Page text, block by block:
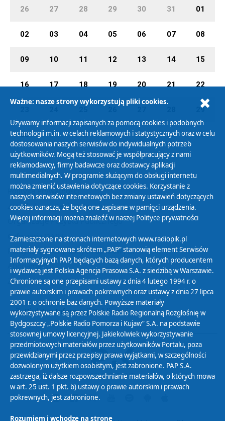
26 27 28 29 30 31 01
02 03 04 05 06 07 08
09 10 11 12 13 14 15
16 17 18 19 20 21 22
29
30 01 02 03 04 05 06
Polityka Prywatności
Zasady korzystania z Serwisu
Organizacje Pożytku Publicznego
Cyfryzacja DAB+
Polityka ochrony danych osobowych
Abonament
Zamówienia publiczne
Biuletyn Informacji Publicznej
Ważne: nasze strony wykorzystują pliki cookies.
Używamy informacji zapisanych za pomocą cookies i podobnych
technologii m.in. w celach reklamowych i statystycznych oraz w celu
dostosowania naszych serwisów do indywidualnych potrzeb
użytkowników. Mogą też stosować je współpracujący z nami
reklamodawcy, firmy badawcze oraz dostawcy aplikacji
multimedialnych. W programie służącym do obsługi internetu
można zmienić ustawienia dotyczące cookies. Korzystanie z
naszych serwisów internetowych bez zmiany ustawień dotyczących
cookies oznacza, że będą one zapisane w pamięci urządzenia.
Więcej informacji można znaleźć w naszej Polityce prywatności
Zamieszczone na stronach internetowych www.radiopik.pl
materiały sygnowane skrótem „PAP” stanowią element Serwisów
Informacyjnych PAP, będących bazą danych, których producentem
i wydawcą jest Polska Agencja Prasowa S.A. z siedzibą w Warszawie.
Chronione są one przepisami ustawy z dnia 4 lutego 1994 r. o
prawie autorskim i prawach pokrewnych oraz ustawy z dnia 27 lipca
2001 r. o ochronie baz danych. Powyższe materiały
wykorzystywane są przez Polskie Radio Regionalną Rozgłośnię w
Bydgoszczy „Polskie Radio Pomorza i Kujaw” S.A. na podstawie
stosownej umowy licencyjnej. Jakiekolwiek wykorzystywanie
przedmiotowych materiałów przez użytkowników Portalu, poza
przewidzianymi przez przepisy prawa wyjątkami, w szczególności
dozwolonym użytkiem osobistym, jest zabronione. PAP S.A.
zastrzega, iż dalsze rozpowszechnianie materiałów, o których mowa
w art. 25 ust. 1 pkt. b) ustawy o prawie autorskim i prawach
pokrewnych, jest zabronione.
Rozumiem i wchodzę na stronę